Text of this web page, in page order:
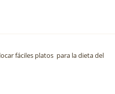
fáciles platos para la dieta del